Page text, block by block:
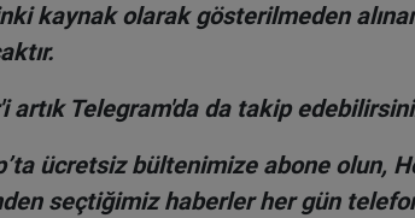
kaynak olarak gösterilmeden
artık Telegram'da da takip
ücretsiz bültenimize abone olun,
seçtiğimiz haberler her gün